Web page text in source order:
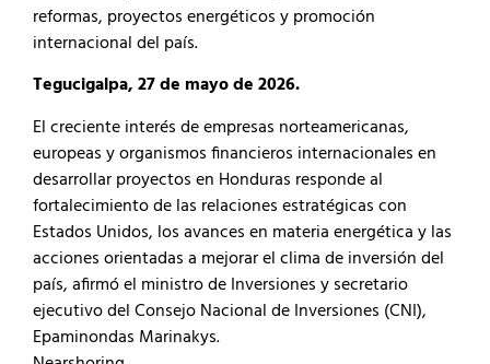
reformas, proyectos energéticos y promoción
internacional del país.
Tegucigalpa, 27 de mayo de 2026.
El creciente interés de empresas norteamericanas,
europeas y organismos financieros internacionales en
desarrollar proyectos en Honduras responde al
fortalecimiento de las relaciones estratégicas con
Estados Unidos, los avances en materia energética y las
acciones orientadas a mejorar el clima de inversión del
país, afirmó el ministro de Inversiones y secretario
ejecutivo del Consejo Nacional de Inversiones (CNI),
Epaminondas Marinakys.